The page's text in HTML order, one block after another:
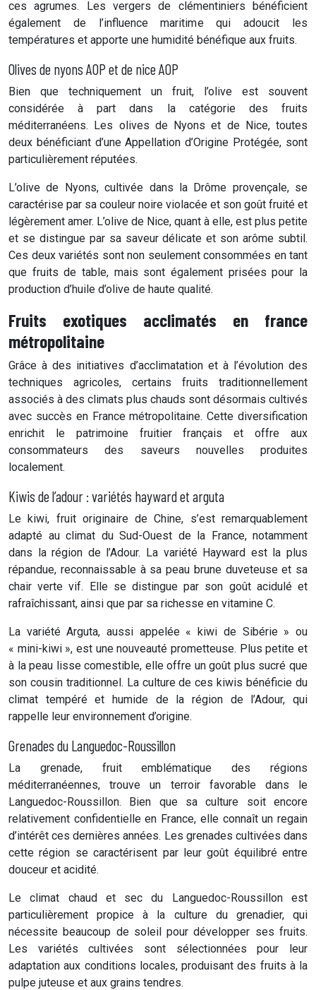
ces agrumes. Les vergers de clémentiniers bénéficient
également de l’influence maritime qui adoucit les
températures et apporte une humidité bénéfique aux fruits.
Olives de nyons AOP et de nice AOP
Bien que techniquement un fruit, l’olive est souvent
considérée à part dans la catégorie des fruits
méditerranéens. Les olives de Nyons et de Nice, toutes
deux bénéficiant d’une Appellation d’Origine Protégée, sont
particulièrement réputées.
L’olive de Nyons, cultivée dans la Drôme provençale, se
caractérise par sa couleur noire violacée et son goût fruité et
légèrement amer. L’olive de Nice, quant à elle, est plus petite
et se distingue par sa saveur délicate et son arôme subtil.
Ces deux variétés sont non seulement consommées en tant
que fruits de table, mais sont également prisées pour la
production d’huile d’olive de haute qualité.
Fruits exotiques acclimatés en france
métropolitaine
Grâce à des initiatives d’acclimatation et à l’évolution des
techniques agricoles, certains fruits traditionnellement
associés à des climats plus chauds sont désormais cultivés
avec succès en France métropolitaine. Cette diversification
enrichit le patrimoine fruitier français et offre aux
consommateurs des saveurs nouvelles produites
localement.
Kiwis de l’adour : variétés hayward et arguta
Le kiwi, fruit originaire de Chine, s’est remarquablement
adapté au climat du Sud-Ouest de la France, notamment
dans la région de l’Adour. La variété Hayward est la plus
répandue, reconnaissable à sa peau brune duveteuse et sa
chair verte vif. Elle se distingue par son goût acidulé et
rafraîchissant, ainsi que par sa richesse en vitamine C.
La variété Arguta, aussi appelée « kiwi de Sibérie » ou
« mini-kiwi », est une nouveauté prometteuse. Plus petite et
à la peau lisse comestible, elle offre un goût plus sucré que
son cousin traditionnel. La culture de ces kiwis bénéficie du
climat tempéré et humide de la région de l’Adour, qui
rappelle leur environnement d’origine.
Grenades du Languedoc-Roussillon
La grenade, fruit emblématique des régions
méditerranéennes, trouve un terroir favorable dans le
Languedoc-Roussillon. Bien que sa culture soit encore
relativement confidentielle en France, elle connaît un regain
d’intérêt ces dernières années. Les grenades cultivées dans
cette région se caractérisent par leur goût équilibré entre
douceur et acidité.
Le climat chaud et sec du Languedoc-Roussillon est
particulièrement propice à la culture du grenadier, qui
nécessite beaucoup de soleil pour développer ses fruits.
Les variétés cultivées sont sélectionnées pour leur
adaptation aux conditions locales, produisant des fruits à la
pulpe juteuse et aux grains tendres.